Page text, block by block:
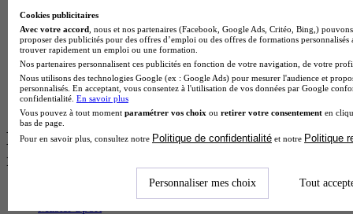
BTS Gpn en alternance
BTS Domotique en alternance
BAC Pro Agora en alternance
BTS Sta en alternance
BTS Iris en alternance
BTS Tpl en alternance
BTS Ati en alternance
Les diplômes par filière les plus
recherchés
Cookies publicitaires
Avec votre accord , nous et nos partenaires (Facebook, Google Ads, Critéo, Bing,)
proposer des publicités pour des offres d’emploi ou des offres de formations
trouver rapidement un emploi ou une formation.
Nos partenaires personnalisent ces publicités en fonction de votre navigation, de votre
Nous utilisons des technologies Google (ex : Google Ads) pour mesurer l'audience et
personnalisés. En acceptant, vous consentez à l'utilisation de vos données par Google
confidentialité. En savoir plus
Vous pouvez à tout moment paramétrer vos choix ou retirer votre consentement en
bas de page.
Pour en savoir plus, consultez notre Politique de confidentialité et notre Politique
Personnaliser mes choix Tout